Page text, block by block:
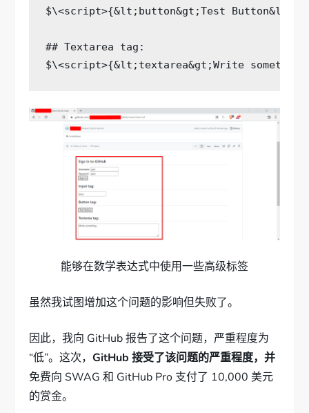
$\<script>{&lt ; button&gt ;Test Button&lt
## Textarea tag :
$\<script>{&lt ; textarea&gt ;Write something
能够在数学表达式中使用一些高级标签
虽然我试图增加这个问题的影响但失败了。
因此，我向 GitHub 报告了这个问题，严重程度为
“低”。这次，GitHub 接受了该问题的严重程度，并
免费向 SWAG 和 GitHub Pro 支付了 10,000 美元
的赏金。